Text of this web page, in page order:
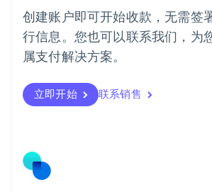
创建账户即可开始收款，无需签
行信息。您也可以联系我们，为
属支付解决方案。
立即开始 联系销售
葡萄牙
Português English
日本
日本語English
瑞典
瑞士
DeutschFrançais
English
斯洛文尼亚